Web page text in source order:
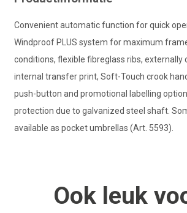
Convenient automatic function for quick
Windproof PLUS system for maximum
conditions, flexible fibreglass ribs, externally
internal transfer print, Soft-Touch crook
push-button and promotional labelling
protection due to galvanized steel shaft.
available as pocket umbrellas (Art. 5593).
Ook leuk